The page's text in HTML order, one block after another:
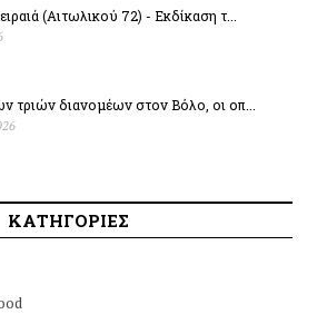
(Αιτωλικού 72) - Εκδίκαση τ...
τριών διανομέων στον Βόλο, οι οπ...
ΚΑΤΗΓΟΡΙΕΣ